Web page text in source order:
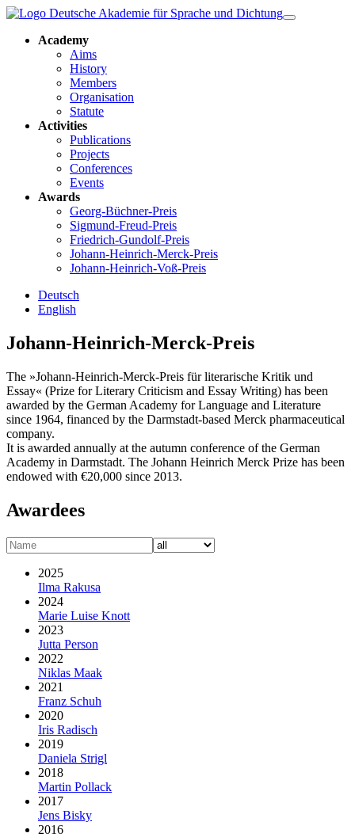
Academy
Aims
History
Members
Organisation
Statute
Activities
Publications
Projects
Conferences
Events
Awards
Georg-Büchner-Preis
Sigmund-Freud-Preis
Friedrich-Gundolf-Preis
Johann-Heinrich-Merck-Preis
Johann-Heinrich-Voß-Preis
Deutsch
English
Johann-Heinrich-Merck-Preis
The »Johann-Heinrich-Merck-Preis für literarische Kritik und
Essay« (Prize for Literary Criticism and Essay Writing) has been
awarded by the German Academy for Language and Literature
since 1964, financed by the Darmstadt-based Merck pharmaceutical
company.
It is awarded annually at the autumn conference of the German
Academy in Darmstadt. The Johann Heinrich Merck Prize has been
endowed with €20,000 since 2013.
Awardees
2025
Ilma Rakusa
2024
Marie Luise Knott
2023
Jutta Person
2022
Niklas Maak
2021
Franz Schuh
2020
Iris Radisch
2019
Daniela Strigl
2018
Martin Pollack
2017
Jens Bisky
2016